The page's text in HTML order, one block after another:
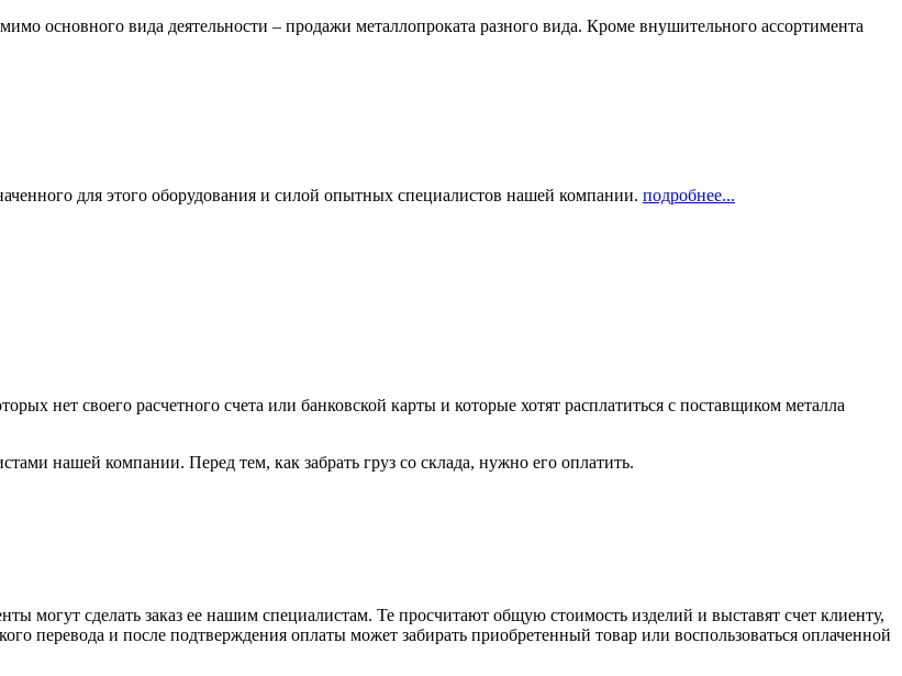
основного вида деятельности – продажи металлопроката разного вида. Кроме внушительного ассортимента
для этого оборудования и силой опытных специалистов нашей компании. подробнее...
нет своего расчетного счета или банковской карты и которые хотят расплатиться с поставщиком металла
нашей компании. Перед тем, как забрать груз со склада, нужно его оплатить.
могут сделать заказ ее нашим специалистам. Те просчитают общую стоимость изделий и выставят счет клиенту,
перевода и после подтверждения оплаты может забирать приобретенный товар или воспользоваться оплаченной